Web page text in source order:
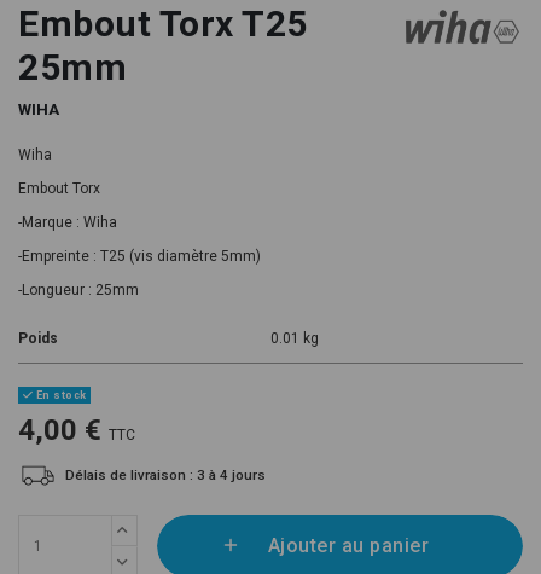
Embout Torx T25
25mm
WIHA
Wiha
Embout Torx
-Marque : Wiha
-Empreinte : T25 (vis diamètre 5mm)
-Longueur : 25mm
Poids 0.01 kg
En stock
4,00 € TTC
Délais de livraison : 3 à 4 jours
Ajouter au panier